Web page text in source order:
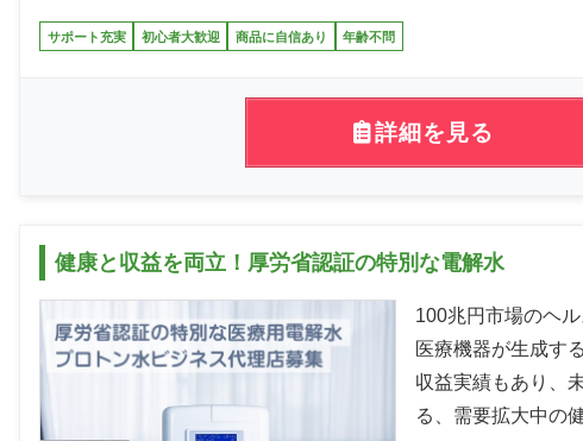
サポート充実 初心者大歓迎 商品に自信あり 年齢不問
詳細を見る
健康と収益を両立！厚労省認証の特別な電解水
100兆円市場のヘ
医療機器が生成す
収益実績もあり、
る、需要拡大中の